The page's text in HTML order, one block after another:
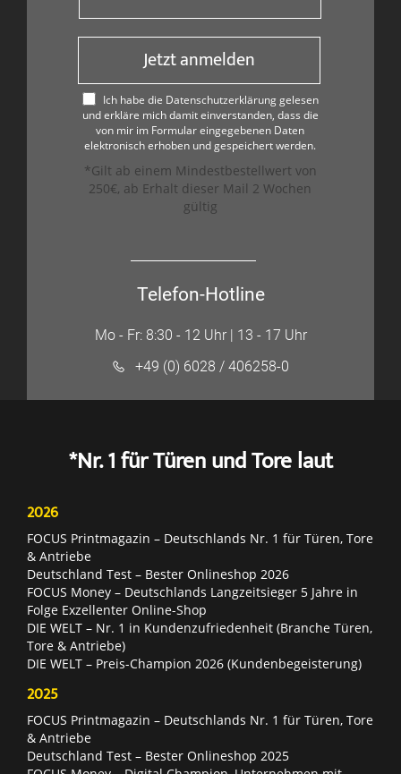
Jetzt anmelden
Ich habe die Datenschutzerklärung gelesen
und erkläre mich damit einverstanden, dass die
von mir im Formular eingegebenen Daten
elektronisch erhoben und gespeichert werden.
*Gilt ab einem Mindestbestellwert von
250€, ab Erhalt dieser Mail 2 Wochen
gültig
Telefon-Hotline
Mo - Fr: 8:30 - 12 Uhr | 13 - 17 Uhr
+49 (0) 6028 / 406258-0
*Nr. 1 für Türen und Tore laut
2026
FOCUS Printmagazin – Deutschlands Nr. 1 für Türen, Tore
& Antriebe
Deutschland Test – Bester Onlineshop 2026
FOCUS Money – Deutschlands Langzeitsieger 5 Jahre in
Folge Exzellenter Online-Shop
DIE WELT – Nr. 1 in Kundenzufriedenheit (Branche Türen,
Tore & Antriebe)
DIE WELT – Preis-Champion 2026 (Kundenbegeisterung)
2025
FOCUS Printmagazin – Deutschlands Nr. 1 für Türen, Tore
& Antriebe
Deutschland Test – Bester Onlineshop 2025